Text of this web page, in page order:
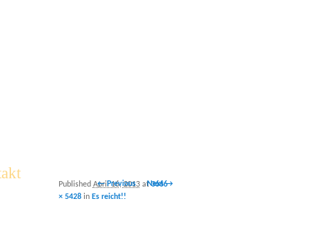
Image
navigation
← Previous Next →
Published April 16, 2013at3666
× 5428in Es reicht!!